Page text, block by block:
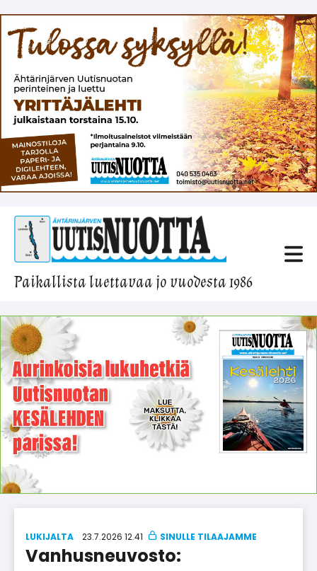
Paikallista luettavaa jo vuodesta 1986
LUKIJALTA 23.7.2026 12.41
Vanhusneuvosto: